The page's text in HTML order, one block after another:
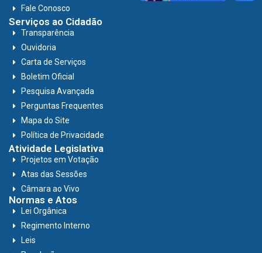
Fale Conosco
Serviços ao Cidadão
Transparência
Ouvidoria
Carta de Serviços
Boletim Oficial
Pesquisa Avançada
Perguntas Frequentes
Mapa do Site
Política de Privacidade
Atividade Legislativa
Projetos em Votação
Atas das Sessões
Câmara ao Vivo
Normas e Atos
Lei Orgânica
Regimento Interno
Leis